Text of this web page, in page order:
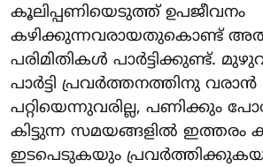
കൂലിപ്പണിയെടുത്ത് ഉപജീവനം
കഴിക്കുന്നവരായതുകൊണ്ട്
പരിമിതികൾ പാർട്ടിക്കുണ്ട്.
പാർട്ടി പ്രവർത്തനത്തിനു വരാൻ
പറ്റിയെന്നുവരില്ല, പണിക്കും
കിട്ടുന്ന സമയങ്ങളിൽ ഇത്തരം
ഇടപെടുകയും